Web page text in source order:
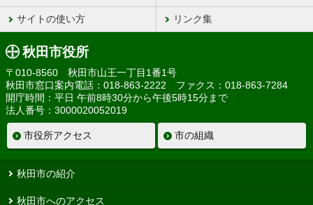
サイトの使い方 リンク集
秋田市役所
〒010-8560 秋田市山王一丁目1番1号
秋田市窓口案内電話：018-863-2222 ファクス：018-863-7284
開庁時間：平日 午前8時30分から午後5時15分まで
法人番号：3000020052019
市役所アクセス 市の組織
秋田市の紹介
秋田市へのアクセス